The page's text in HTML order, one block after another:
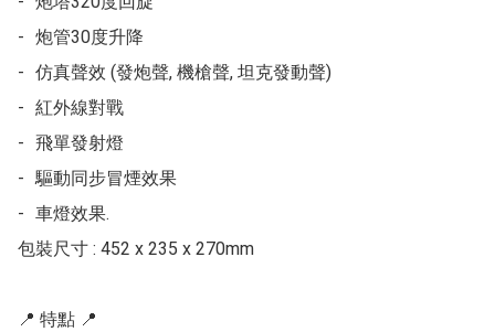
-	炮管30度升降
-	仿真聲效 (發炮聲, 機槍聲, 坦克發動聲)
-	紅外線對戰
-	飛單發射燈
-	驅動同步冒煙效果
-	車燈效果.
包裝尺寸 : 452 x 235 x 270mm
📍 特點 📍